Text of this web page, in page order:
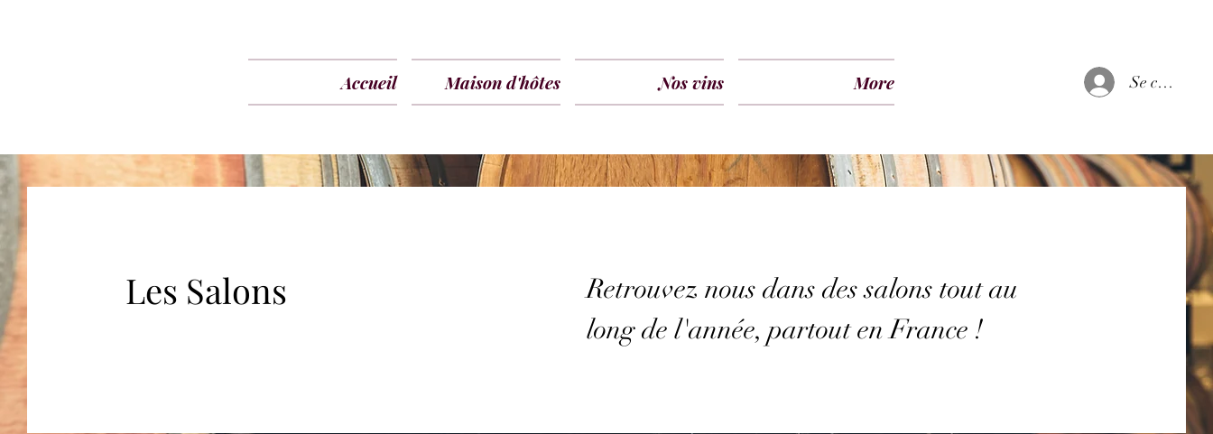
Accueil Maison d'hôtes Nos vins More Se
Les Salons
Retrouvez nous dans des salons tout au
long de l'année, partout en France !